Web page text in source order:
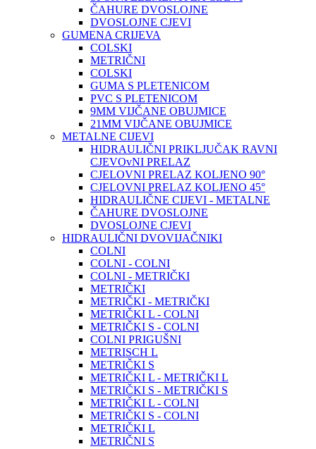
ČAHURE DVOSLOJNE
DVOSLOJNE CJEVI
GUMENA CRIJEVA
COLSKI
METRIČNI
COLSKI
GUMA S PLETENICOM
PVC S PLETENICOM
9MM VIJČANE OBUJMICE
21MM VIJČANE OBUJMICE
METALNE CIJEVI
HIDRAULIČNI PRIKLJUČAK RAVNI
CJEVOvNI PRELAZ
CJELOVNI PRELAZ KOLJENO 90°
CJELOVNI PRELAZ KOLJENO 45°
HIDRAULIČNE CIJEVI - METALNE
ČAHURE DVOSLOJNE
DVOSLOJNE CJEVI
HIDRAULIČNI DVOVIJAČNIKI
COLNI
COLNI - COLNI
COLNI - METRIČKI
METRIČKI
METRIČKI - METRIČKI
METRIČKI L - COLNI
METRIČKI S - COLNI
COLNI PRIGUŠNI
METRISCH L
METRIČKI S
METRIČKI L - METRIČKI L
METRIČKI S - METRIČKI S
METRIČKI L - COLNI
METRIČKI S - COLNI
METRIČKI L
METRIČNI S